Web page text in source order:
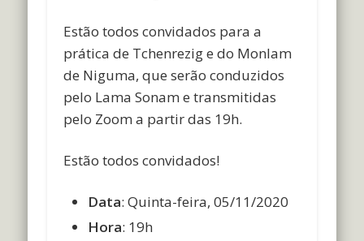
Estão todos convidados para a
prática de Tchenrezig e do Monlam
de Niguma, que serão conduzidos
pelo Lama Sonam e transmitidas
pelo Zoom a partir das 19h.
Estão todos convidados!
Data: Quinta-feira, 05/11/2020
Hora: 19h